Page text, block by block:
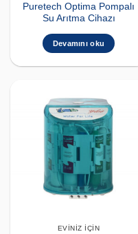
Puretech Optima Pompalı
Su Arıtma Cihazı
Devamını oku
EVINIZ İÇIN